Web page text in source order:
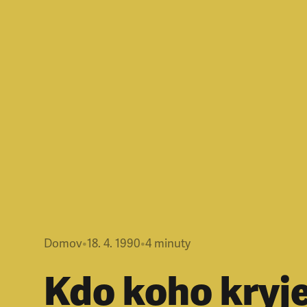
Domov•18. 4. 1990•4 minuty
Kdo koho